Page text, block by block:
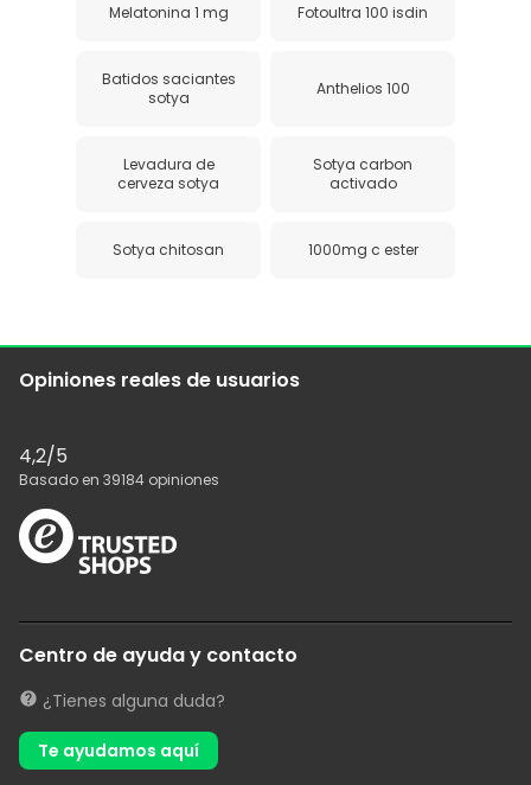
Melatonina 1 mg Fotoultra 100 isdin
Batidos saciantes
sotya
Anthelios 100
Levadura de
cerveza sotya
Sotya carbon
activado
Sotya chitosan 1000mg c ester
Opiniones reales de usuarios
4,2/5
Basado en 39184 opiniones
Centro de ayuda y contacto
¿Tienes alguna duda?
Te ayudamos aquí